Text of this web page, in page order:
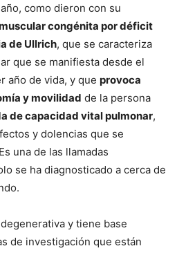
como dieron con su
congénita por déficit
de Ullrich, que se caracteriza
que se manifiesta desde el
año de vida, y que provoca
y movilidad de la persona
de capacidad vital pulmonar,
y dolencias que se
una de las llamadas
se ha diagnosticado a cerca de
y tiene base
de investigación que están